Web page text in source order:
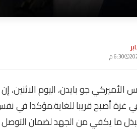
6:30 م
الأميركي جو بايدن، اليوم
أصبح قريبا للغاية.مؤكدا في نفس
يبذل ما يكفي من الجهد لضمان